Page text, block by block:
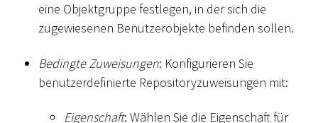
eine Objektgruppe festlegen, in der sich die
zugewiesenen Benutzerobjekte befinden sollen.
Bedingte Zuweisungen: Konfigurieren Sie
benutzerdefinierte Repositoryzuweisungen mit:
Eigenschaft: Wählen Sie die Eigenschaft für